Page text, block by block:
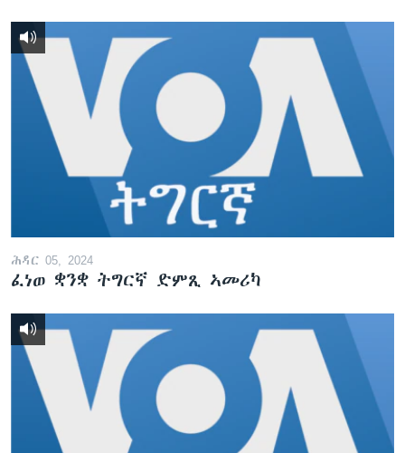
ሕዳር 05, 2024
ፈነወ ቋንቋ ትግርኛ ድምጺ ኣመሪካ